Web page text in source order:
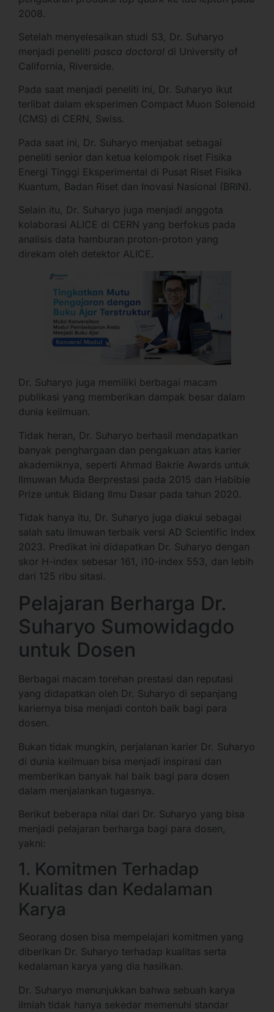
2008.
Setelah menyelesaikan studi S3, Dr. Suharyo
menjadi peneliti pasca doctoral di University of
California, Riverside.
Pada saat menjadi peneliti ini, Dr. Suharyo ikut
terlibat dalam eksperimen Compact Muon Solenoid
(CMS) di CERN, Swiss.
Pada saat ini, Dr. Suharyo menjabat sebagai
peneliti senior dan ketua kelompok riset Fisika
Energi Tinggi Eksperimental di Pusat Riset Fisika
Kuantum, Badan Riset dan Inovasi Nasional (BRIN).
Selain itu, Dr. Suharyo juga menjadi anggota
kolaborasi ALICE di CERN yang berfokus pada
analisis data hamburan proton-proton yang
direkam oleh detektor ALICE.
Dr. Suharyo juga memiliki berbagai macam
publikasi yang memberikan dampak besar dalam
dunia keilmuan.
Tidak heran, Dr. Suharyo berhasil mendapatkan
banyak penghargaan dan pengakuan atas karier
akademiknya, seperti Ahmad Bakrie Awards untuk
Ilmuwan Muda Berprestasi pada 2015 dan Habibie
Prize untuk Bidang Ilmu Dasar pada tahun 2020.
Tidak hanya itu, Dr. Suharyo juga diakui sebagai
salah satu ilmuwan terbaik versi AD Scientific Index
2023. Predikat ini didapatkan Dr. Suharyo dengan
skor H-index sebesar 161, i10-index 553, dan lebih
dari 125 ribu sitasi.
Pelajaran Berharga Dr.
Suharyo Sumowidagdo
untuk Dosen
Berbagai macam torehan prestasi dan reputasi
yang didapatkan oleh Dr. Suharyo di sepanjang
kariernya bisa menjadi contoh baik bagi para
dosen.
Bukan tidak mungkin, perjalanan karier Dr. Suharyo
di dunia keilmuan bisa menjadi inspirasi dan
memberikan banyak hal baik bagi para dosen
dalam menjalankan tugasnya.
Berikut beberapa nilai dari Dr. Suharyo yang bisa
menjadi pelajaran berharga bagi para dosen,
yakni:
1. Komitmen Terhadap
Kualitas dan Kedalaman
Karya
Seorang dosen bisa mempelajari komitmen yang
diberikan Dr. Suharyo terhadap kualitas serta
kedalaman karya yang dia hasilkan.
Dr. Suharyo menunjukkan bahwa sebuah karya
ilmiah tidak hanya sekedar memenuhi standar